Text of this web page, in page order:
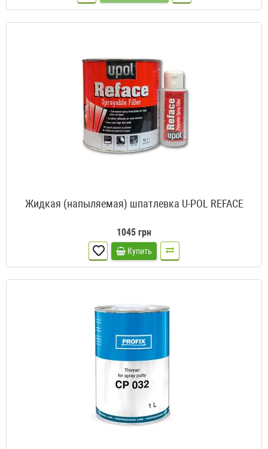
Жидкая (напыляемая) шпатлевка U-POL REFACE
1045 грн
Купить